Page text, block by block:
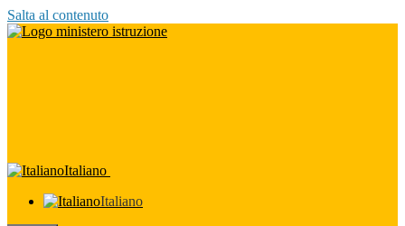
Salta al contenuto
Italiano
Italiano